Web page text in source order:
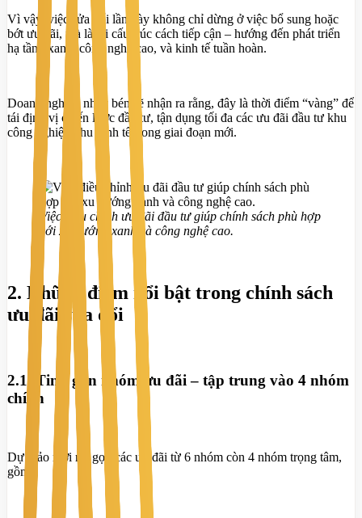
Vì vậy, việc sửa đổi lần này không chỉ dừng ở việc bổ sung hoặc
bớt ưu đãi, mà là tái cấu trúc cách tiếp cận – hướng đến phát triển
hạ tầng xanh, công nghệ cao, và kinh tế tuần hoàn.
Doanh nghiệp nhạy bén sẽ nhận ra rằng, đây là thời điểm “vàng” để
tái định vị chiến lược đầu tư, tận dụng tối đa các ưu đãi đầu tư khu
công nghiệp khu kinh tế trong giai đoạn mới.
Việc điều chỉnh ưu đãi đầu tư giúp chính sách phù hợp
với xu hướng xanh và công nghệ cao.
2. Những điểm nổi bật trong chính sách
ưu đãi sửa đổi
2.1. Tinh gọn nhóm ưu đãi – tập trung vào 4 nhóm
chính
Dự thảo mới rút gọn các ưu đãi từ 6 nhóm còn 4 nhóm trọng tâm,
gồm: